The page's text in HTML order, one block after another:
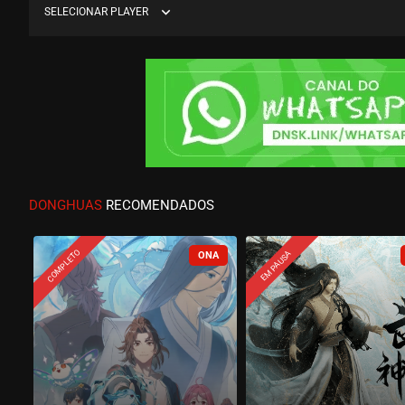
SELECIONAR PLAYER expand_more
DONGHUAS RECOMENDADOS
COMPLETO EM PAUSA